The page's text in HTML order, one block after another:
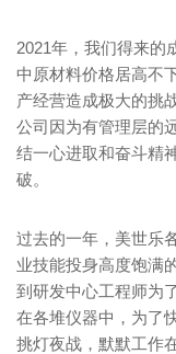
2021年，我们得来的
中原材料价格居高不
产经营造成极大的挑
公司因为有管理层的
结一心进取和奋斗精
破。
过去的一年，美世乐
业技能投身高度饱满
到研发中心工程师为
在各堆仪器中，为了
挑灯夜战，默默工作